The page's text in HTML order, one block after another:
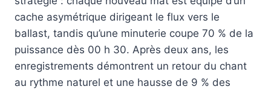
cache asymétrique dirigeant le flux vers le
ballast, tandis qu’une minuterie coupe 70 % de la
puissance dès 00 h 30. Après deux ans, les
enregistrements démontrent un retour du chant
au rythme naturel et une hausse de 9 % des